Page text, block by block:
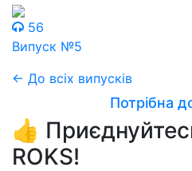
56
Випуск №5
← До всіх випусків
Потрібна
👍
ROKS!